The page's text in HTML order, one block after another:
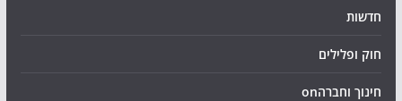
חדשות
חוק ופלילים
חינוך וחברהon